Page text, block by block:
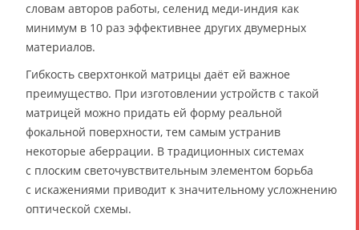
словам авторов работы, селенид меди-индия как
минимум в 10 раз эффективнее других двумерных
материалов.
Гибкость сверхтонкой матрицы даёт ей важное
преимущество. При изготовлении устройств с такой
матрицей можно придать ей форму реальной
фокальной поверхности, тем самым устранив
некоторые аберрации. В традиционных системах
с плоским светочувствительным элементом борьба
с искажениями приводит к значительному усложнению
оптической схемы.